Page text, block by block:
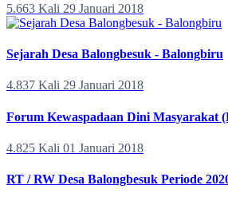
5.663 Kali 29 Januari 2018
Sejarah Desa Balongbesuk - Balongbiru
4.837 Kali 29 Januari 2018
Forum Kewaspadaan Dini Masyarakat
4.825 Kali 01 Januari 2018
RT / RW Desa Balongbesuk Periode